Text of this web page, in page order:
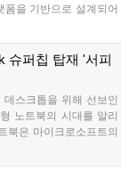
을 기반으로 설계되어
픽 퍼포먼스를 뛰어난
슈퍼칩 탑재 '서피
스크톱을 위해 선보인
노트북의 시대를 알리
북은 마이크로소프트의
이크로소프트가 컴퓨